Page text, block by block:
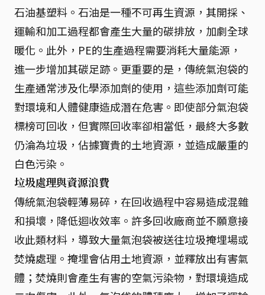
石油基塑料。石油是一種不可再生資源，其開採、
運輸和加工過程都會產生大量的碳排放，加劇全球
暖化。此外，PE的生產過程需要消耗大量能源，
進一步增加其碳足跡。更重要的是，傳統氣泡袋的
生產通常涉及化學添加劑的使用，這些添加劑可能
對環境和人體健康造成潛在危害。即使部分氣泡袋
標榜可回收，但實際回收率卻相當低，最終大多數
仍淪為垃圾，佔據寶貴的土地資源，並造成嚴重的
白色污染。
垃圾處理與資源浪費
傳統氣泡袋輕薄易碎，在回收過程中容易造成混雜
和損壞，降低迴收效率。許多回收廠商並不願意接
收此類材料，導致大量氣泡袋被送往垃圾掩埋場或
焚燒處理。掩埋會佔用土地資源，並釋放出有害氣
體；焚燒則會產生有害的空氣污染物，對環境造成